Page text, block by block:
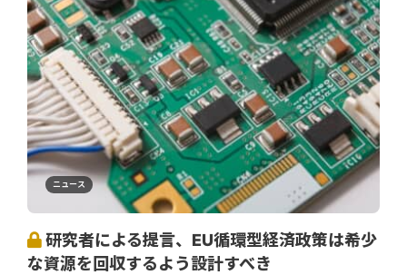
ニュース
研究者による提言、EU循環型経済政策は希少
な資源を回収するよう設計すべき